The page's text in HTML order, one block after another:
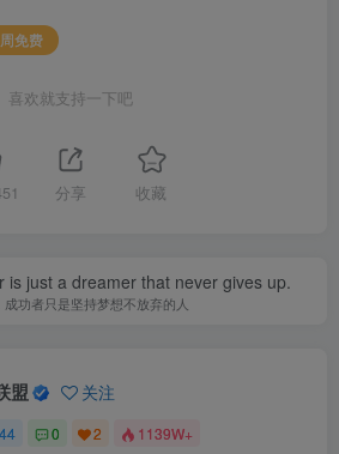
免费
喜欢就支持一下吧
分享 收藏
is just a dreamer that never gives up.
成功者只是坚持梦想不放弃的人
盟 关注
0 2 1139W+